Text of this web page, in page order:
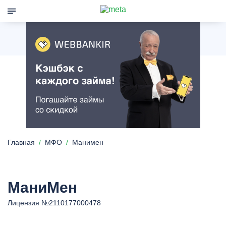
Главная МФО Манимен
МаниМен
Лицензия №2110177000478